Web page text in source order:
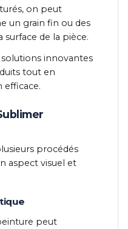
on peut
un grain fin ou des
de la pièce.
innovantes
tout en
efficace.
procédés
aspect visuel et
peut